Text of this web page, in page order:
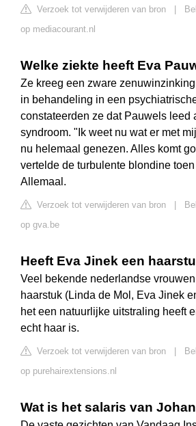
Verzoek tot verwijderen van bron
op mediacourant.nl
Welke ziekte heeft Eva
Ze kreeg een zware
in behandeling in een
constateerden ze dat Pauwels leed
syndroom. "Ik weet nu wat er met
nu helemaal genezen. Alles komt
vertelde de turbulente blondine
Allemaal.
Verzoek tot verwijderen van bron
op gva.be
Heeft Eva Jinek een
Veel bekende nederlandse
haarstuk (Linda de Mol, Eva Jinek
het een natuurlijke uitstraling heeft
echt haar is.
Verzoek tot verwijderen van bron
op purehairextensions.nl
Wat is het salaris van